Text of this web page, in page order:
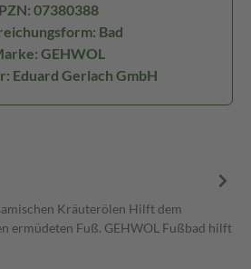
PZN: 07380388
Bad
GEHWOL
Eduard Gerlach GmbH
Kräuterölen Hilft dem
ermüdeten Fuß. GEHWOL Fußbad hilft